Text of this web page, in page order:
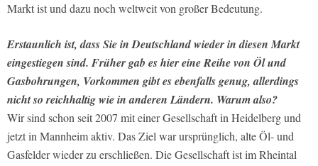
Markt ist und dazu noch weltweit von großer Bedeutung.
Erstaunlich ist, dass Sie in Deutsch­land wieder in diesen Markt
eingestie­gen sind. Früher gab es hier eine Reihe von Öl­ und
Gasbohrungen, Vorkom­men gibt es ebenfalls genug, allerdings
nicht so reichhaltig wie in anderen Ländern. Warum also?
Wir sind schon seit 2007 mit einer Gesellschaft in Heidelberg und
jetzt in Mannheim aktiv. Das Ziel war ursprünglich, alte Öl- und
Gasfelder wieder zu erschließen. Die Gesellschaft ist im Rheintal